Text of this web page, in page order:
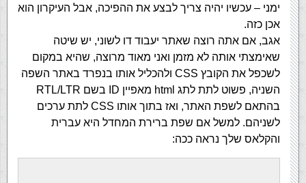
ימני – עכשיו יהיה צריך לבצע את ההפיכה, אבל העיקרון הוא
אכן כזה.
אגב, אם אתה רוצה שאתר יעבוד דו לשוני, יש שיטה
שאימצתי אותה לא מזמן ואני מאוד מרוצה, שהיא במקום
לשכפל את הקובץ CSS ולהכליל אותו בנפרד באתר השפה
השניה, פשוט לתת לתג html מאפיין ID בשם RTL/LTR
בהתאם לשפת האתר, ואז בתוך אותו CSS לתת ערכים
לשניהם. למשל אם שפת ברירת המחדל היא עברית
והקלאס שלך נראה ככה: